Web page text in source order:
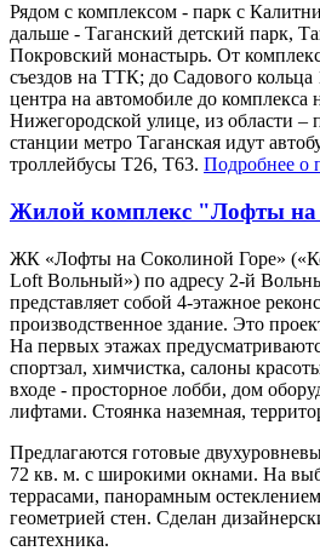
Рядом с комплексом - парк с
дальше - Таганский детский парк,
Покровский монастырь. От
съездов на ТТК; до Садового
центра на автомобиле до комплекса
Нижегородской улице, из области –
станции метро Таганская идут
троллейбусы Т26, Т63. Подробнее о
Жилой комплекс "Лофты на
ЖК «Лофты на Соколиной Горе»
Loft Вольный») по адресу 2-й
представляет собой 4-этажное
производственное здание. Это
На первых этажах
спортзал, химчистка, салоны
входе - просторное лобби, дом
лифтами. Стоянка наземная,
Предлагаются готовые
72 кв. м. с широкими окнами. На
террасами, панорамным
геометрией стен. Сделан
сантехника.